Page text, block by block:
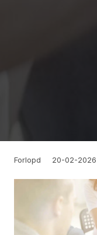
Forlopd 20-02-2026